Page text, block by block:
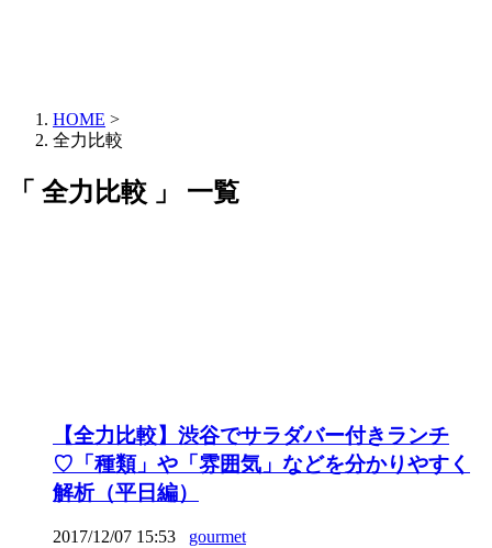
HOME >
全力比較
「 全力比較 」 一覧
【全力比較】渋谷でサラダバー付きランチ
♡「種類」や「雰囲気」などを分かりやすく
解析（平日編）
2017/12/07 15:53 gourmet